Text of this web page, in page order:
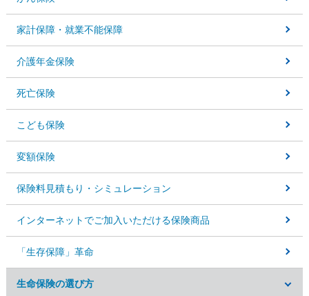
家計保障・就業不能保障
介護年金保険
死亡保険
こども保険
変額保険
保険料見積もり・ シミュレーション
インターネットでご加入いただける保険商品
「生存保障」革命
生命保険の選び方